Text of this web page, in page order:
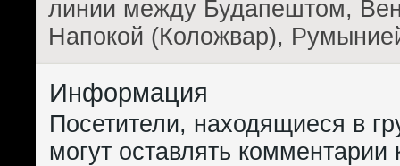
линии между Будапештом,
Напокой (Коложвар),
Информация
Посетители, находящиеся в
могут оставлять комментарии